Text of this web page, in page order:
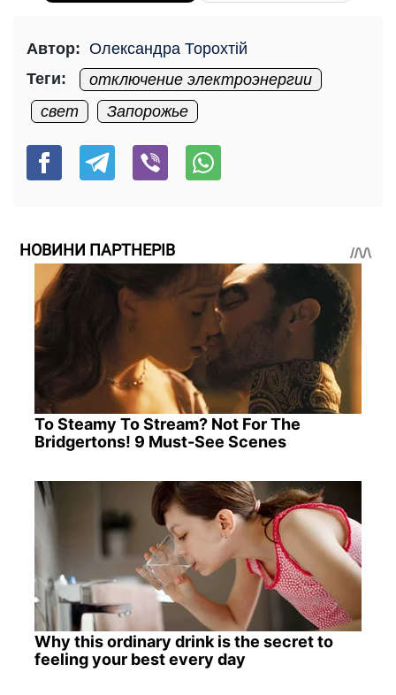
Автор: Олександра Торохтій
Теги:
отключение электроэнергии
свет
Запорожье
НОВИНИ ПАРТНЕРІВ
To Steamy To Stream? Not For The
Bridgertons! 9 Must-See Scenes
Why this ordinary drink is the secret to
feeling your best every day